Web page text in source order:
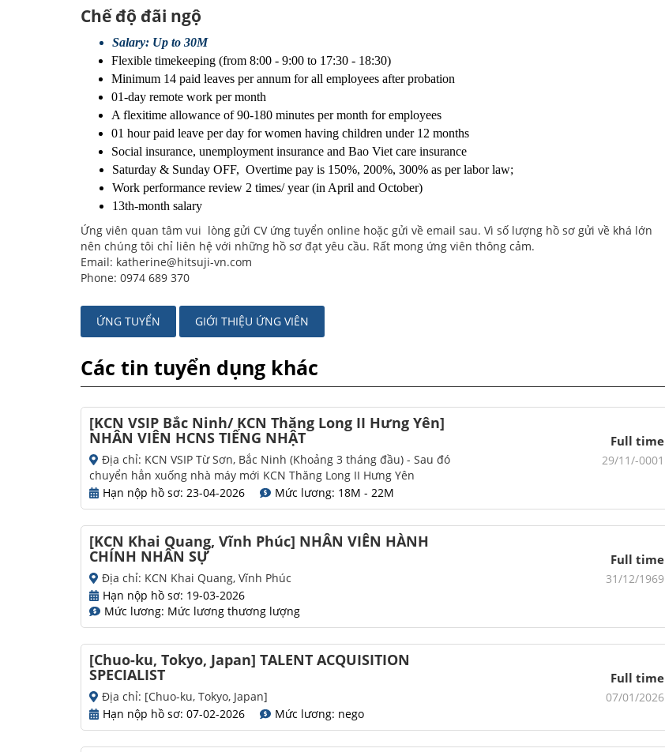
Chế độ đãi ngộ
Salary: Up to 30M
Flexible timekeeping (from 8:00 - 9:00 to 17:30 - 18:30)
Minimum 14 paid leaves per annum for all employees after probation
01-day remote work per month
A flexitime allowance of 90-180 minutes per month for employees
01 hour paid leave per day for women having children under 12 months
Social insurance, unemployment insurance and Bao Viet care insurance
Saturday & Sunday OFF,  Overtime pay is 150%, 200%, 300% as per labor law;
Work performance review 2 times/ year (in April and October)
13th-month salary
Ứng viên quan tâm vui lòng gửi CV ứng tuyển online hoặc gửi về email sau. Vì số lượng hồ sơ gửi về khá lớn
nên chúng tôi chỉ liên hệ với những hồ sơ đạt yêu cầu. Rất mong ứng viên thông cảm.
Email: katherine@hitsuji-vn.com
Phone: 0974 689 370
ỨNG TUYỂN GIỚI THIỆU ỨNG VIÊN
Các tin tuyển dụng khác
[KCN VSIP Bắc Ninh/ KCN Thăng Long II Hưng Yên]
NHÂN VIÊN HCNS TIẾNG NHẬT
Địa chỉ: KCN VSIP Từ Sơn, Bắc Ninh (Khoảng 3 tháng đầu) - Sau đó
chuyển hẳn xuống nhà máy mới KCN Thăng Long II Hưng Yên
Hạn nộp hồ sơ: 23-04-2026
Mức lương: 18M - 22M
Full time
29/11/-0001
[KCN Khai Quang, Vĩnh Phúc] NHÂN VIÊN HÀNH
CHÍNH NHÂN SỰ
Địa chỉ: KCN Khai Quang, Vĩnh Phúc
Hạn nộp hồ sơ: 19-03-2026
Mức lương: Mức lương thương lượng
Full time
31/12/1969
[Chuo-ku, Tokyo, Japan] TALENT ACQUISITION
SPECIALIST
Địa chỉ: [Chuo-ku, Tokyo, Japan]
Hạn nộp hồ sơ: 07-02-2026
Mức lương: nego
Full time
07/01/2026